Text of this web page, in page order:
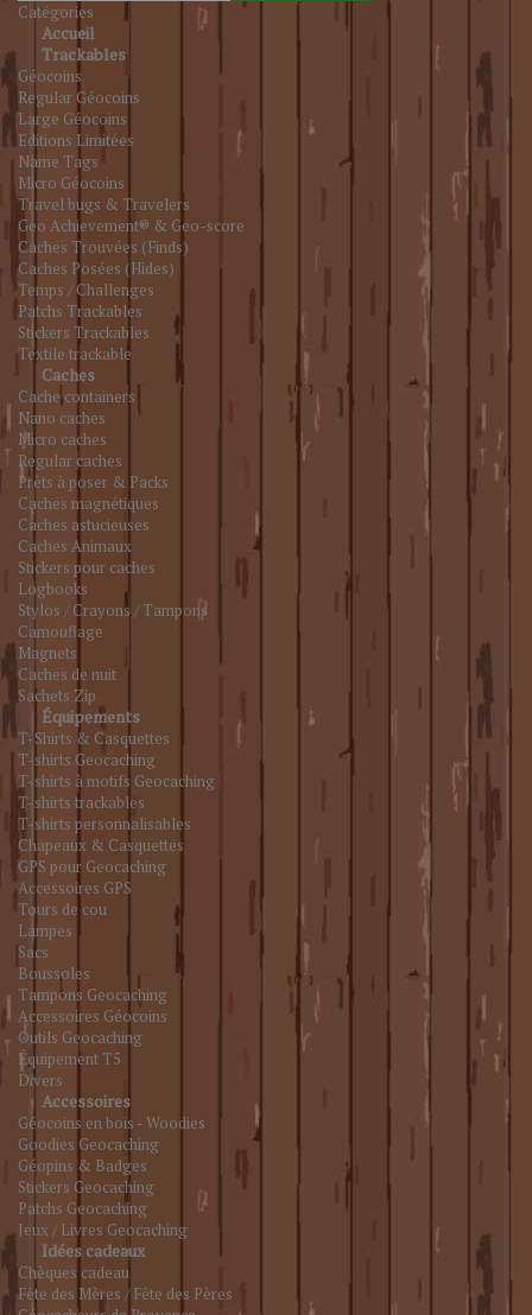
Catégories
Accueil
Trackables
Géocoins
Regular Géocoins
Large Géocoins
Editions Limitées
Name Tags
Micro Géocoins
Travel bugs & Travelers
Geo Achievement® & Geo-score
Caches Trouvées (Finds)
Caches Posées (Hides)
Temps / Challenges
Patchs Trackables
Stickers Trackables
Textile trackable
Caches
Cache containers
Nano caches
Micro caches
Regular caches
Prêts à poser & Packs
Caches magnétiques
Caches astucieuses
Caches Animaux
Stickers pour caches
Logbooks
Stylos / Crayons / Tampons
Camouflage
Magnets
Caches de nuit
Sachets Zip
Équipements
T-Shirts & Casquettes
T-shirts Geocaching
T-shirts à motifs Geocaching
T-shirts trackables
T-shirts personnalisables
Chapeaux & Casquettes
GPS pour Geocaching
Accessoires GPS
Tours de cou
Lampes
Sacs
Boussoles
Tampons Geocaching
Accessoires Géocoins
Outils Geocaching
Équipement T5
Divers
Accessoires
Géocoins en bois - Woodies
Goodies Geocaching
Géopins & Badges
Stickers Geocaching
Patchs Geocaching
Jeux / Livres Geocaching
Idées cadeaux
Chèques cadeau
Fête des Mères / Fête des Pères